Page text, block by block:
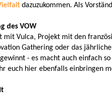
dazuzukommen. Als
des VOW
mit Vulca, Projekt mit den
Gathering oder das
- es macht auch einfach
euch hier ebenfalls einbringen